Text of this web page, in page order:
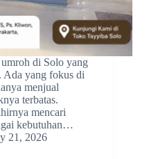
di Solo yang
Ada yang fokus di
menjual
terbatas.
mencari
kebutuhan…
21, 2026